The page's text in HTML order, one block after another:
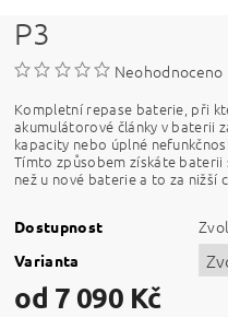
P3
Neohodnoceno
Kompletní repase baterie, při
akumulátorové články v baterii
kapacity nebo úplné
Tímto způsobem získáte
než u nové baterie a to za nižší
Dostupnost
Varianta
od 7 090 Kč